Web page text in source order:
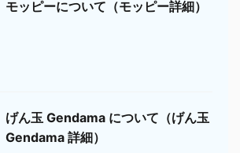
モッピーについて（モッピー詳細）
げん玉 Gendama について（げん玉
Gendama 詳細）